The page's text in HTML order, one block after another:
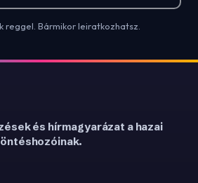
Bármikor leiratkozhatsz.
és hírmagyarázat a hazai